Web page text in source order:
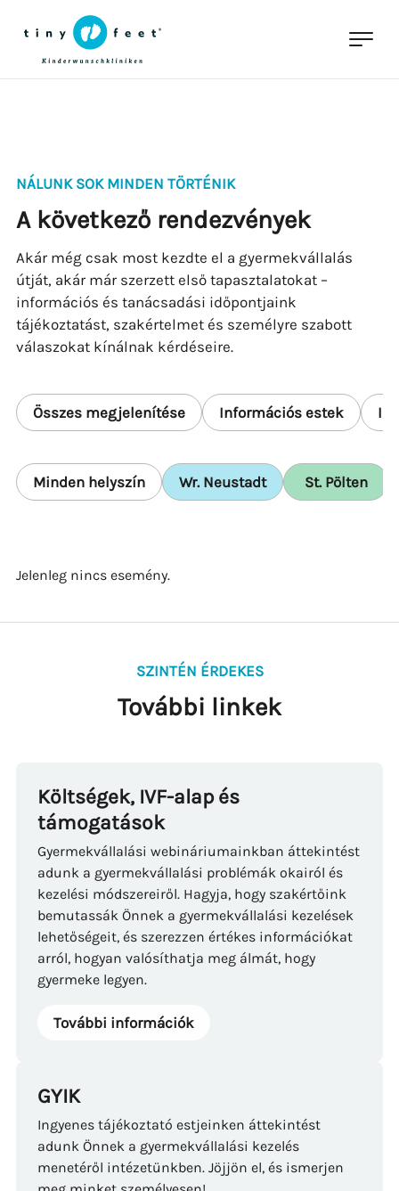
NÁLUNK SOK MINDEN TÖRTÉNIK
A következő rendezvények
Akár még csak most kezdte el a gyermekvállalás
útját, akár már szerzett első tapasztalatokat –
információs és tanácsadási időpontjaink
tájékoztatást, szakértelmet és személyre szabott
válaszokat kínálnak kérdéseire.
Összes megjelenítése Információs estek
Minden helyszín Wr. Neustadt St. Pölten
Jelenleg nincs esemény.
SZINTÉN ÉRDEKES
További linkek
Költségek, IVF-alap és
támogatások
Gyermekvállalási webináriumainkban áttekintést
adunk a gyermekvállalási problémák okairól és
kezelési módszereiről. Hagyja, hogy szakértőink
bemutassák Önnek a gyermekvállalási kezelések
lehetőségeit, és szerezzen értékes információkat
arról, hogyan valósíthatja meg álmát, hogy
gyermeke legyen.
További információk
GYIK
Ingyenes tájékoztató estjeinken áttekintést
adunk Önnek a gyermekvállalási kezelés
menetéről intézetünkben. Jöjjön el, és ismerjen